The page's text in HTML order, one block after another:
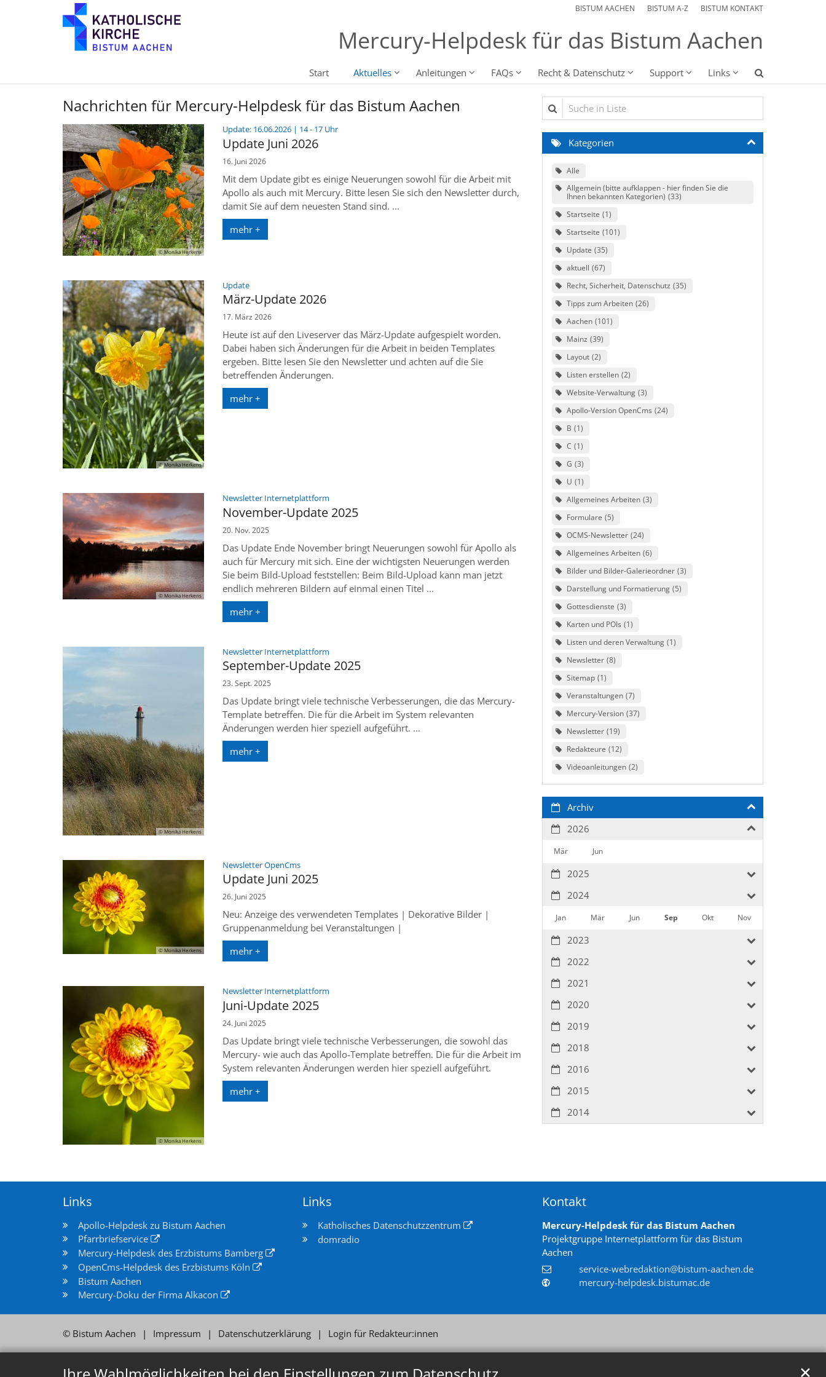
✕
Zum Inhalt springen BISTUM AACHEN BISTUM A-Z BISTUM KONTAKT
Mercury-Helpdesk für das Bistum Aachen
Start Aktuelles Anleitungen FAQs Recht & Datenschutz Support Links
Nachrichten für Mercury-Helpdesk für das Bistum Aachen
© Monika Herkens
Update: 16.06.2026 | 14 - 17 Uhr:
Update Juni 2026
16. Juni 2026
Mit dem Update gibt es einige Neuerungen sowohl für die Arbeit mit
Apollo als auch mit Mercury. Bitte lesen Sie sich den Newsletter durch,
damit Sie auf dem neuesten Stand sind. ...
mehr +
© Monika Herkens
Update:
März-Update 2026
17. März 2026
Heute ist auf den Liveserver das März-Update aufgespielt worden.
Dabei haben sich Änderungen für die Arbeit in beiden Templates
ergeben. Bitte lesen Sie den Newsletter und achten auf die Sie
betreffenden Änderungen.
mehr +
© Monika Herkens
Newsletter Internetplattform
November-Update 2025
20. Nov. 2025
Das Update Ende November bringt Neuerungen sowohl für Apollo als
auch für Mercury mit sich. Eine der wichtigsten Neuerungen werden
Sie beim Bild-Upload feststellen: Beim Bild-Upload kann man jetzt
endlich mehreren Bildern auf einmal einen Titel ...
mehr +
© Monika Herkens
Newsletter Internetplattform
September-Update 2025
23. Sept. 2025
Das Update bringt viele technische Verbesserungen, die das Mercury-
Template betreffen. Die für die Arbeit im System relevanten
Änderungen werden hier speziell aufgeführt. ...
mehr +
© Monika Herkens
Newsletter OpenCms:
Update Juni 2025
26. Juni 2025
Neu: Anzeige des verwendeten Templates | Dekorative Bilder |
Gruppenanmeldung bei Veranstaltungen |
mehr +
© Monika Herkens
Newsletter Internetplattform
Juni-Update 2025
24. Juni 2025
Das Update bringt viele technische Verbesserungen, die sowohl das
Mercury- wie auch das Apollo-Template betreffen. Die für die Arbeit im
System relevanten Änderungen werden hier speziell aufgeführt.
mehr +
Suche in Liste
Kategorien
Alle
Allgemein (bitte aufklappen - hier finden Sie die
Ihnen bekannten Kategorien) 33
Startseite 1
Startseite 101
Update 35
aktuell 67
Recht, Sicherheit, Datenschutz 35
Tipps zum Arbeiten 26
Aachen 101
Mainz 39
Layout 2
Listen erstellen 2
Website-Verwaltung 3
Apollo-Version OpenCms 24
B 1
C 1
G 3
U 1
Allgemeines Arbeiten 3
Formulare 5
OCMS-Newsletter 24
Allgemeines Arbeiten 6
Bilder und Bilder-Galerieordner 3
Darstellung und Formatierung 5
Gottesdienste 3
Karten und POIs 1
Listen und deren Verwaltung 1
Newsletter 8
Sitemap 1
Veranstaltungen 7
Mercury-Version 37
Newsletter 19
Redakteure 12
Videoanleitungen 2
Archiv
2026
Mär Jun
2025
2024
Jan Mär Jun Sep Okt Nov
2023
2022
2021
2020
2019
2018
2016
2015
2014
Links
Apollo-Helpdesk zu Bistum Aachen
Pfarrbriefservice
Mercury-Helpdesk des Erzbistums Bamberg
OpenCms-Helpdesk des Erzbistums Köln
Bistum Aachen
Mercury-Doku der Firma Alkacon
Links
Katholisches Datenschutzzentrum
domradio
Kontakt
Mercury-Helpdesk für das Bistum Aachen
Projektgruppe Internetplattform für das Bistum
Aachen
service-webredaktion@bistum-aachen.de
mercury-helpdesk.bistumac.de
© Bistum Aachen Impressum Datenschutzerklärung Login für Redakteur:innen